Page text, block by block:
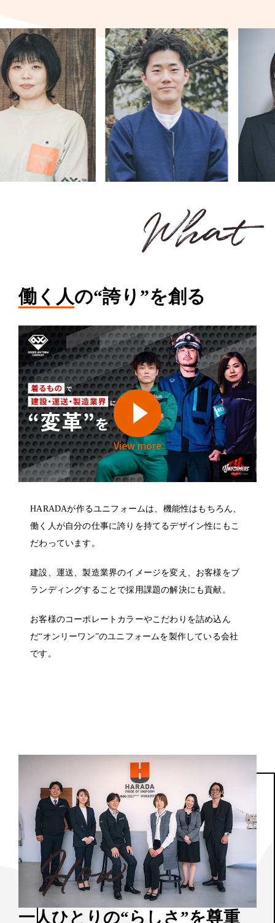
働く人の“誇り”を創る
View more
HARADAが作るユニフォームは、機能性はもちろん、
働く人が自分の仕事に誇りを持てるデザイン性にもこ
だわっています。
建設、運送、製造業界のイメージを変え、お客様をブ
ランディングすることで採用課題の解決にも貢献。
お客様のコーポレートカラーやこだわりを詰め込ん
だ“オンリーワン”のユニフォームを製作している会社
です。
一人ひとり の“らしさ”を尊重